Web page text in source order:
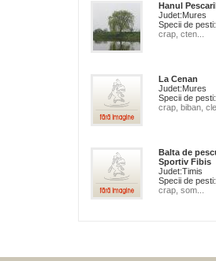
Hanul
Judet:Mures
Specii de pesti:
crap, cten...
La Cenan
Judet:Mures
Specii de pesti:
crap, biban,
Balta de
Sportiv Fibis
Judet:Timis
Specii de pesti:
crap, som...